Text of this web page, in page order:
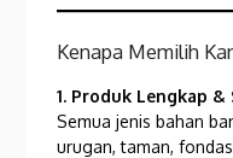
Kenapa Memilih
1. Produk Lengkap &
Semua jenis bahan
urugan, taman,